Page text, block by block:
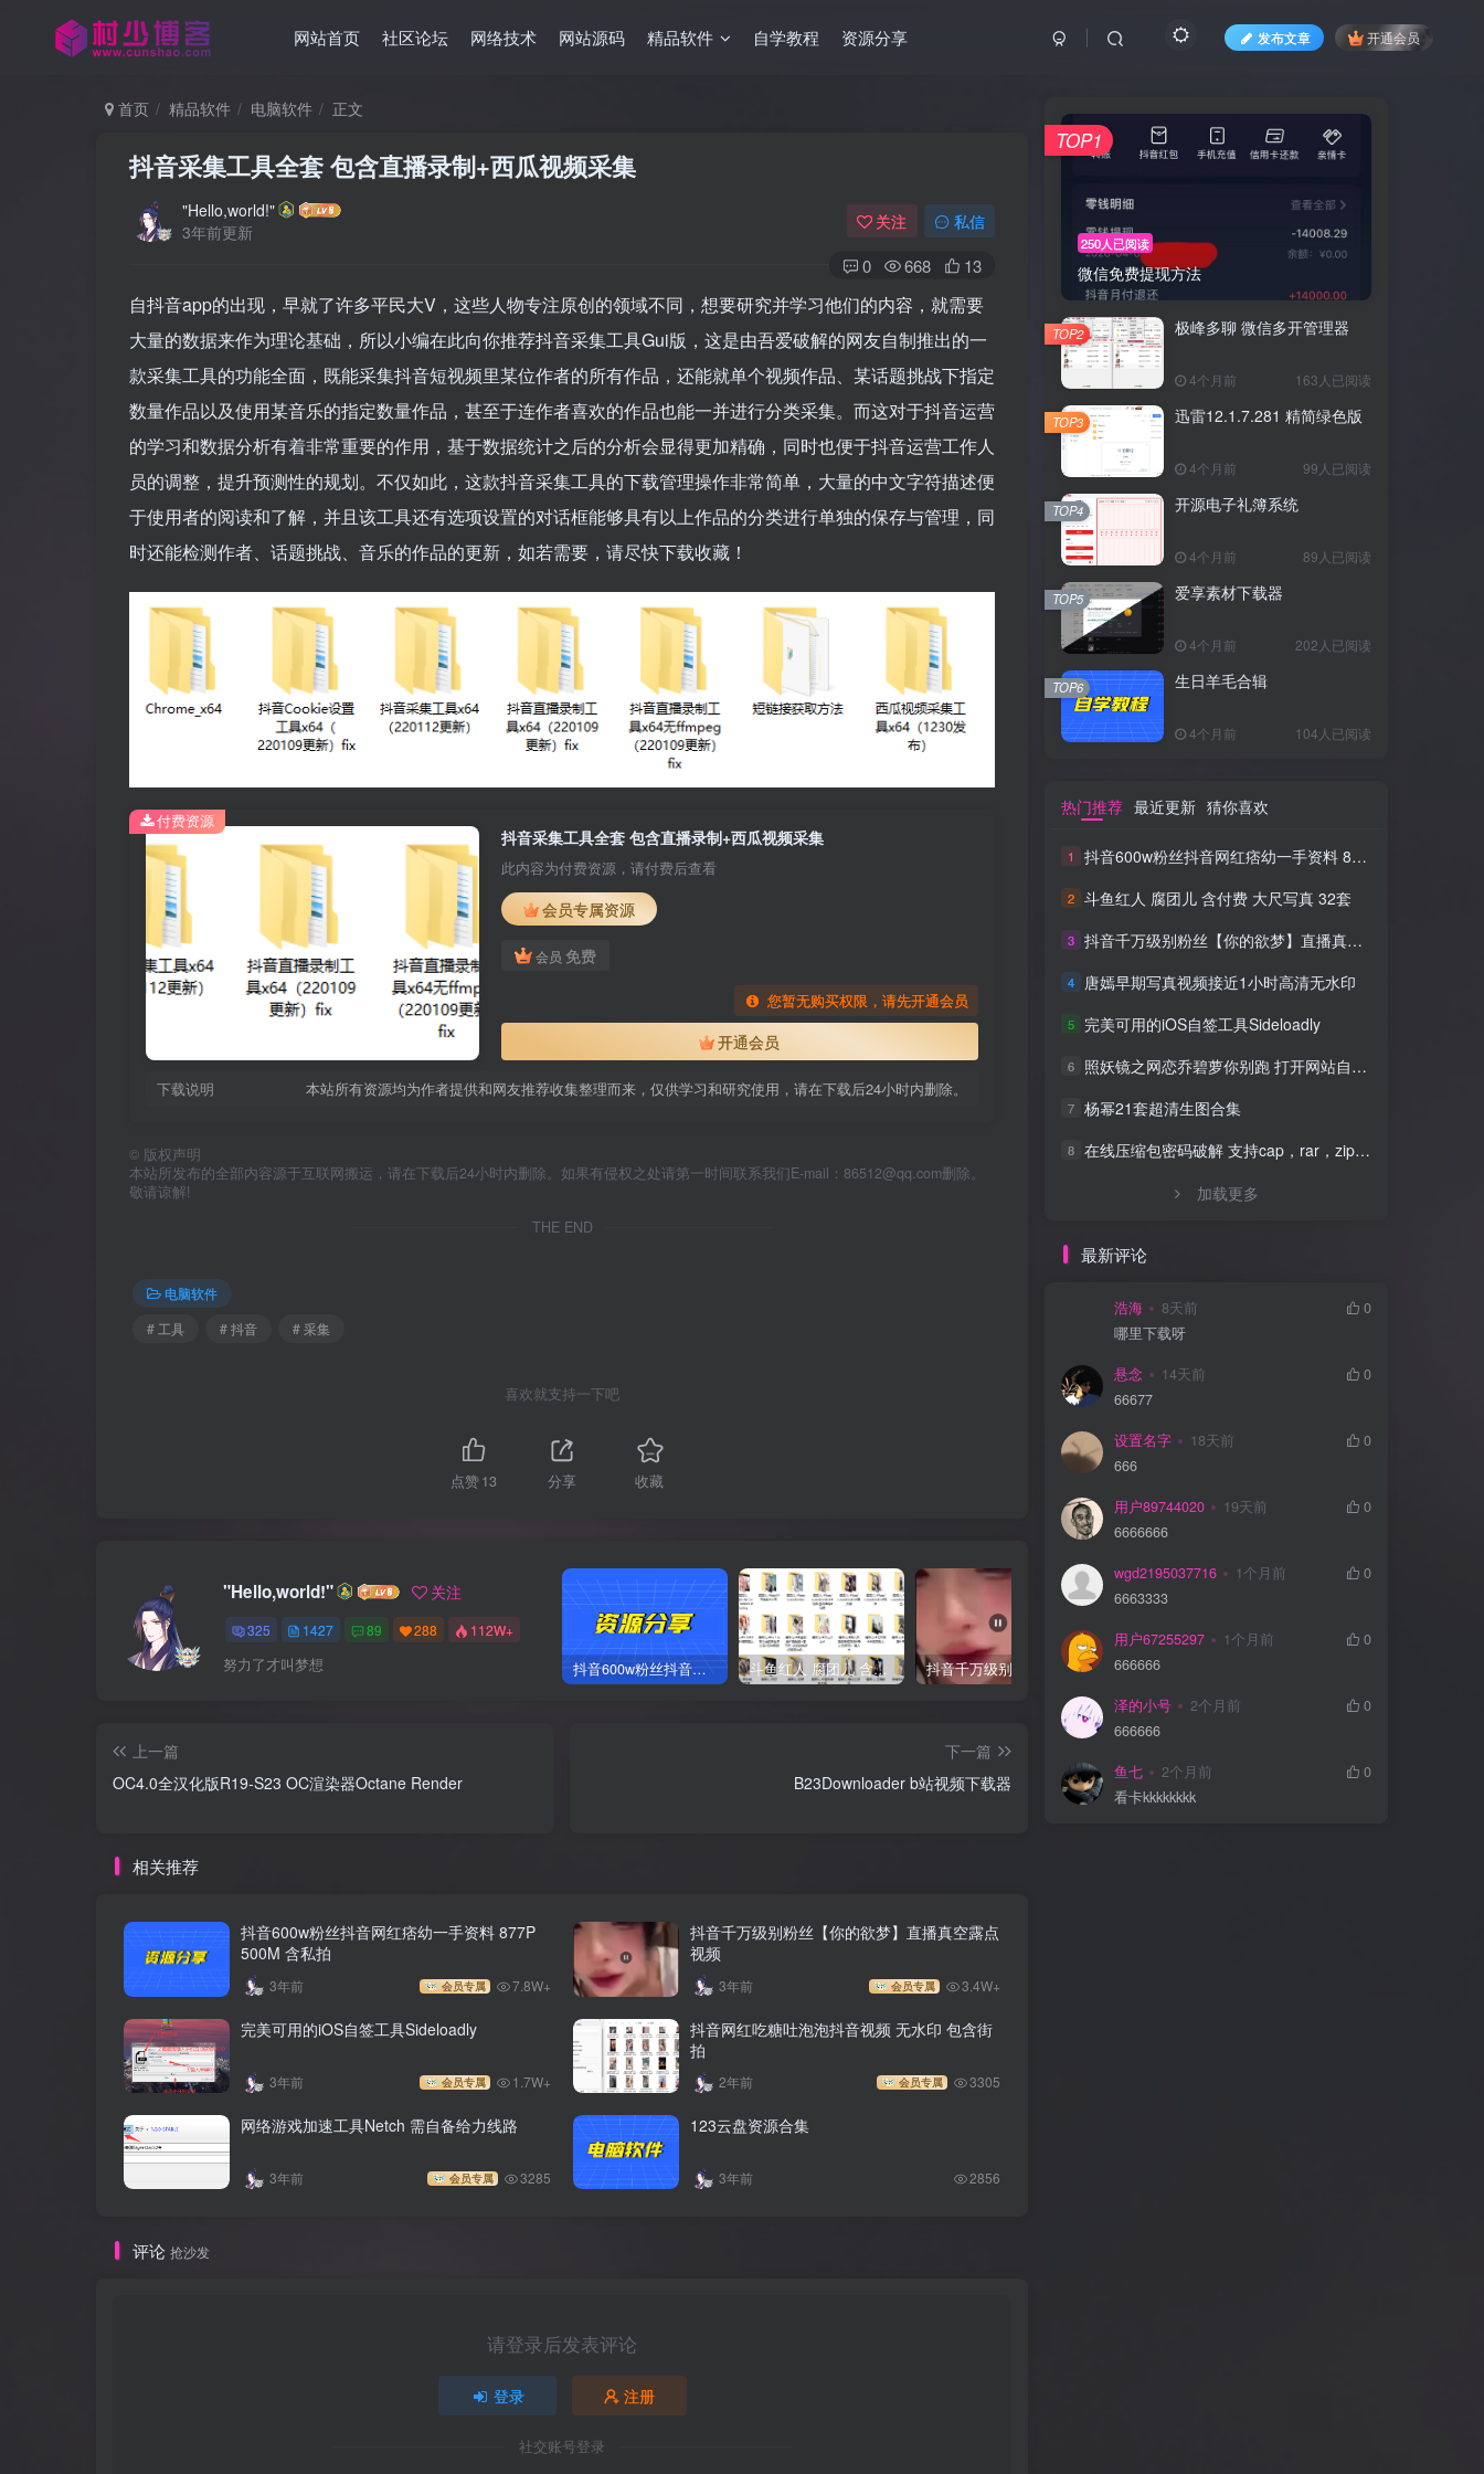
网站首页 社区论坛 网络技术 网站源码 精品软件 自学教程 资源分享 发布文章 开通会员
首页 精品软件 电脑软件 正文
抖音采集工具全套 包含直播录制+西瓜视频采集
"Hello,world!"
3年前更新
关注 私信
0 668 13
自抖音app的出现，早就了许多平民大V，这些人物专注原创的领域不同，想要研究并学习他们的内容，就需要
大量的数据来作为理论基础，所以小编在此向你推荐抖音采集工具Gui版，这是由吾爱破解的网友自制推出的一
款采集工具的功能全面，既能采集抖音短视频里某位作者的所有作品，还能就单个视频作品、某话题挑战下指定
数量作品以及使用某音乐的指定数量作品，甚至于连作者喜欢的作品也能一并进行分类采集。而这对于抖音运营
的学习和数据分析有着非常重要的作用，基于数据统计之后的分析会显得更加精确，同时也便于抖音运营工作人
员的调整，提升预测性的规划。不仅如此，这款抖音采集工具的下载管理操作非常简单，大量的中文字符描述便
于使用者的阅读和了解，并且该工具还有选项设置的对话框能够具有以上作品的分类进行单独的保存与管理，同
时还能检测作者、话题挑战、音乐的作品的更新，如若需要，请尽快下载收藏！
抖音采集工具全套 包含直播录制+西瓜视频采集
此内容为付费资源，请付费后查看
会员专属资源
会员 免费
您暂无购买权限，请先开通会员
开通会员
下载说明 本站所有资源均为作者提供和网友推荐收集整理而来，仅供学习和研究使用，请在下载后24小时内删除。
付费资源
© 版权声明
本站所发布的全部内容源于互联网搬运，请在下载后24小时内删除。如果有侵权之处请第一时间联系我们E-mail：86512@qq.com删除。
敬请谅解!
THE END
电脑软件
# 工具
# 抖音 # 采集
喜欢就支持一下吧
点赞13 分享 收藏
"Hello,world!" 关注
325 1427 89 288 112W+
努力了才叫梦想 抖音600w粉丝抖音网红痞幼一手资料 877P 500M 含私拍 斗鱼红人 腐团儿 含付费 大尺写真 32套 抖音千万级别粉丝【你的欲梦】直播真空露点视频
上一篇
OC4.0全汉化版R19-S23 OC渲染器Octane Render
下一篇
B23Downloader b站视频下载器
相关推荐
抖音600w粉丝抖音网红痞幼一手资料 877P
500M 含私拍
3年前 会员专属 7.8W+
抖音千万级别粉丝【你的欲梦】直播真空露点
视频
3年前 会员专属 3.4W+
完美可用的iOS自签工具Sideloadly
3年前 会员专属 1.7W+
抖音网红吃糖吐泡泡抖音视频 无水印 包含街
拍
2年前 会员专属 3305
网络游戏加速工具Netch 需自备给力线路
3年前 会员专属 3285
123云盘资源合集
3年前 2856
评论 抢沙发
请登录后发表评论
登录 注册
社交账号登录
250人已阅读
微信免费提现方法
TOP1
极峰多聊 微信多开管理器
4个月前 163人已阅读
TOP2
迅雷12.1.7.281 精简绿色版
4个月前 99人已阅读
TOP3
开源电子礼簿系统
4个月前 89人已阅读
TOP4
爱享素材下载器
4个月前 202人已阅读
TOP5
生日羊毛合辑
4个月前 104人已阅读
TOP6
热门推荐 最近更新 猜你喜欢
1 抖音600w粉丝抖音网红痞幼一手资料 877P 500M 含私拍
2 斗鱼红人 腐团儿 含付费 大尺写真 32套
3 抖音千万级别粉丝【你的欲梦】直播真空露点视频
4 唐嫣早期写真视频接近1小时高清无水印
5 完美可用的iOS自签工具Sideloadly
6 照妖镜之网恋乔碧萝你别跑 打开网站自动拍照源码
7 杨幂21套超清生图合集
8 在线压缩包密码破解 支持cap，rar，zip，7z，excel，ppt，word，office等文件
加载更多
最新评论
浩海 8天前
0
哪里下载呀
悬念 14天前
0
66677
设置名字 18天前
0
666
用户89744020 19天前
0
6666666
wgd2195037716 1个月前
0
6663333
用户67255297 1个月前
0
666666
泽的小号 2个月前
0
666666
鱼七 2个月前
0
看卡kkkkkkkk